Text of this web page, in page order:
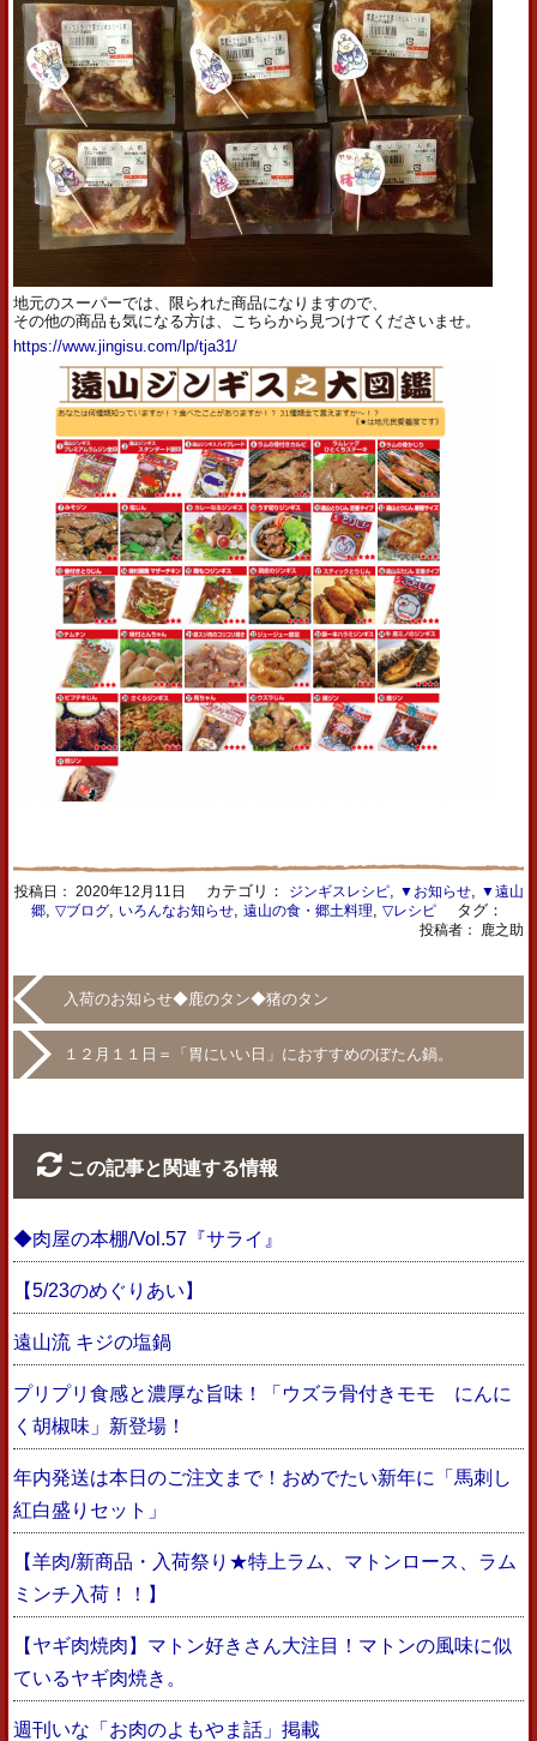
地元のスーパーでは、限られた商品になりますので、
その他の商品も気になる方は、こちらから見つけてくださいませ。
https://www.jingisu.com/lp/tja31/
投稿日： 2020年12月11日 カテゴリ： ジンギスレシピ, ▼お知らせ,
▼遠山
郷, ▽ブログ, いろんなお知らせ, 遠山の食・郷土料理 ▽レシピタグ：
投稿者： 鹿之助
入荷のお知らせ◆鹿のタン◆猪のタン
１２月１１日＝「胃にいい日」におすすめのぼたん鍋。
この記事と関連する情報
◆肉屋の本棚/Vol.57『サライ』
【5/23のめぐりあい】
遠山流 キジの塩鍋
プリプリ食感と濃厚な旨味！「ウズラ骨付きモモ にんに
く胡椒味」新登場！
年内発送は本日のご注文まで！おめでたい新年に「馬刺し
紅白盛りセット」
【羊肉/新商品・入荷祭り★特上ラム、マトンロース、ラム
ミンチ入荷！！】
【ヤギ肉焼肉】マトン好きさん大注目！マトンの風味に似
ているヤギ肉焼き。
週刊いな「お肉のよもやま話」掲載